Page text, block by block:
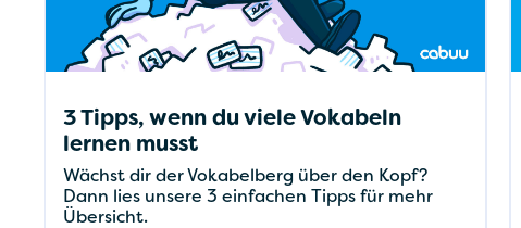
3 Tipps, wenn du viele Vokabeln
lernen musst
Wächst dir der Vokabelberg über den Kopf?
Dann lies unsere 3 einfachen Tipps für mehr
Übersicht.